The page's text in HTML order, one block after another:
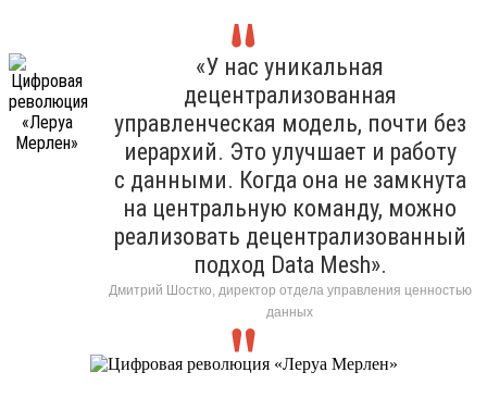
«У нас уникальная
децентрализованная
управленческая модель, почти без
иерархий. Это улучшает и работу
с данными. Когда она не замкнута
на центральную команду, можно
реализовать децентрализованный
подход Data Mesh».
Дмитрий Шостко, директор отдела управления ценностью
данных